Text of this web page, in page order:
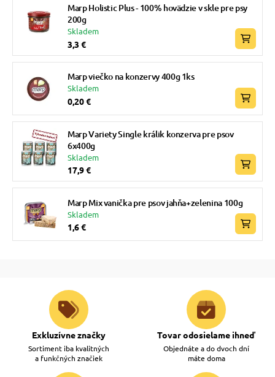
Marp Holistic Plus - 100% hovädzie v skle pre psy
200g
Skladem
3,3 €
Marp viečko na konzervy 400g 1ks
Skladem
0,20 €
Marp Variety Single králik konzerva pre psov
6x400g
Skladem
17,9 €
Marp Mix vanička pre psov jahňa+zelenina 100g
Skladem
1,6 €
Exkluzívne značky
Sortiment iba kvalitných
a funkčných značiek
Tovar odosielame ihneď
Objednáte a do dvoch dní
máte doma